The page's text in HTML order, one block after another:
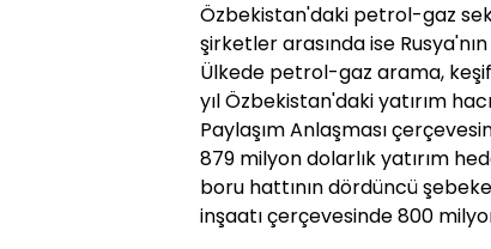
Özbekistan'daki petrol-gaz
şirketler arasında ise
Ülkede petrol-gaz arama, keşif
yıl Özbekistan'daki yatırım
Paylaşım Anlaşması
879 milyon dolarlık yatırım
boru hattının dördüncü
inşaatı çerçevesinde 800